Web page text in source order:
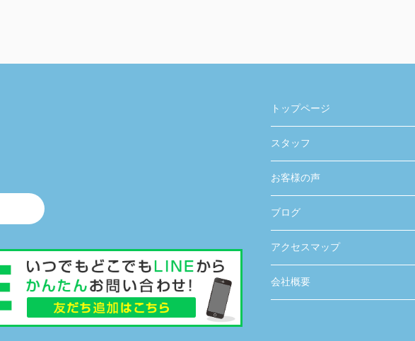
トップページ
スタッフ
お客様の声
ブログ
アクセスマップ
会社概要